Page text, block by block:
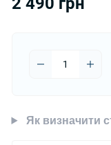
Як визначити